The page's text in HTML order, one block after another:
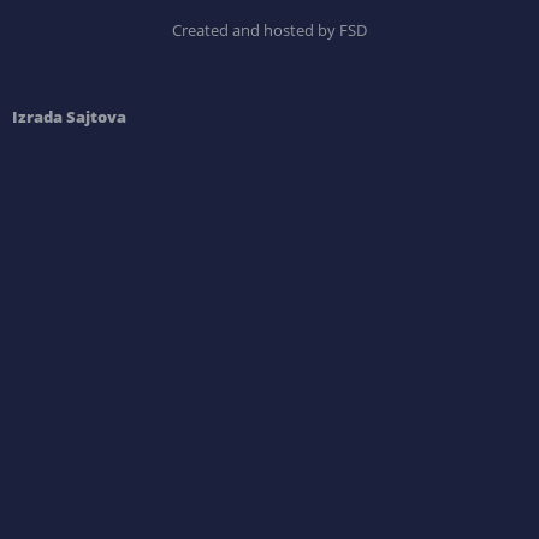
Created and hosted by FSD
Izrada Sajtova